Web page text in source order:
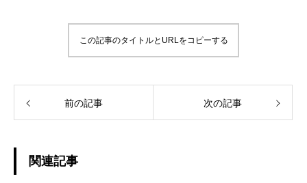
この記事のタイトルとURLをコピーする
前の記事 次の記事
関連記事